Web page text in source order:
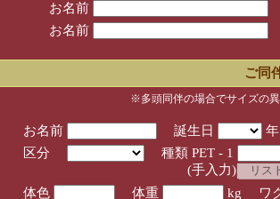
お名前
お名前
ご同
※多頭同伴の場合でサイズの
お名前 誕生日
区分
種類 PET - 1
(手入力)
体色
体重 kg ワ